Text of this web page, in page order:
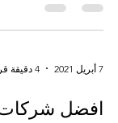
7 أبريل 2021 4 دقيقة قراءة
افضل شركات